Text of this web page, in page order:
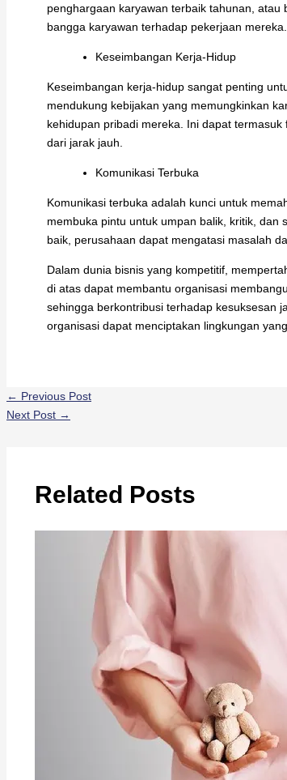
penghargaan karyawan terbaik tahunan,
bangga karyawan terhadap pekerjaan mereka.
Keseimbangan Kerja-Hidup
Keseimbangan kerja-hidup sangat penting
mendukung kebijakan yang memungkinkan
kehidupan pribadi mereka. Ini dapat
dari jarak jauh.
Komunikasi Terbuka
Komunikasi terbuka adalah kunci untuk
membuka pintu untuk umpan balik, kritik,
baik, perusahaan dapat mengatasi masalah
Dalam dunia bisnis yang kompetitif,
di atas dapat membantu organisasi
sehingga berkontribusi terhadap kesuksesan
organisasi dapat menciptakan lingkungan
← Previous Post
Next Post →
Related Posts